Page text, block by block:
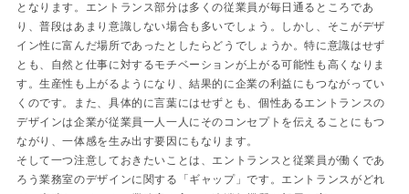
となります。エントランス部分は多くの従業員が毎日通るところであ
り、普段はあまり意識しない場合も多いでしょう。しかし、そこがデザ
イン性に富んだ場所であったとしたらどうでしょうか。特に意識はせず
とも、自然と仕事に対するモチベーションが上がる可能性も高くなりま
す。生産性も上がるようになり、結果的に企業の利益にもつながってい
くのです。また、具体的に言葉にはせずとも、個性あるエントランスの
デザインは企業が従業員一人一人にそのコンセプトを伝えることにもつ
ながり、一体感を生み出す要因にもなります。
そして一つ注意しておきたいことは、エントランスと従業員が働くであ
ろう業務室のデザインに関する「ギャップ」です。エントランスがどれ